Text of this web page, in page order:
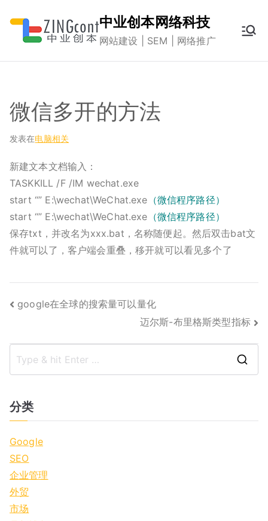
内
中业创本网络科技
网站建设 | SEM | 网络推广
微信多开的方法
发表在电脑相关
新建文本文档输入：
TASKKILL /F /IM wechat.exe
start “” E:\wechat\WeChat.exe （微信程序路径）
start “” E:\wechat\WeChat.exe （微信程序路径）
保存txt，并改名为xxx.bat，名称随便起。然后双击bat文
件就可以了，客户端会重叠，移开就可以看见多个了
文
导
航
google在全球的搜索量可以量化
迈尔斯-布里格斯类型指标
分类
Google
SEO
企业管理
外贸
市场